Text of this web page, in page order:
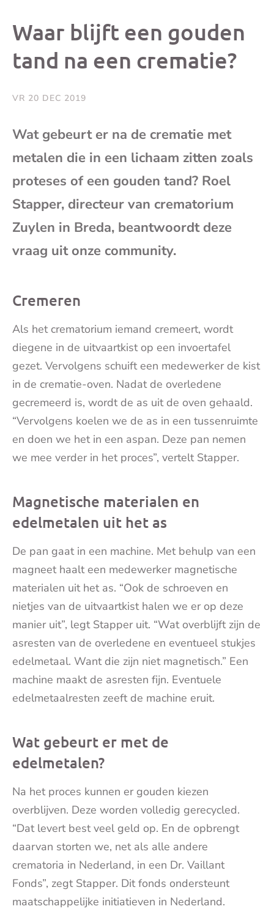
berichtberichtbericht
Waar blijft een gouden
tand na een crematie?
VR 20 DEC 2019
Wat gebeurt er na de crematie met
metalen die in een lichaam zitten zoals
proteses of een gouden tand? Roel
Stapper, directeur van crematorium
Zuylen in Breda, beantwoordt deze
vraag uit onze community.
Cremeren
Als het crematorium iemand cremeert, wordt
diegene in de uitvaartkist op een invoertafel
gezet. Vervolgens schuift een medewerker de kist
in de crematie-oven. Nadat de overledene
gecremeerd is, wordt de as uit de oven gehaald.
“Vervolgens koelen we de as in een tussenruimte
en doen we het in een aspan. Deze pan nemen
we mee verder in het proces”, vertelt Stapper.
Magnetische materialen en
edelmetalen uit het as
De pan gaat in een machine. Met behulp van een
magneet haalt een medewerker magnetische
materialen uit het as. “Ook de schroeven en
nietjes van de uitvaartkist halen we er op deze
manier uit”, legt Stapper uit. “Wat overblijft zijn de
asresten van de overledene en eventueel stukjes
edelmetaal. Want die zijn niet magnetisch.” Een
machine maakt de asresten fijn. Eventuele
edelmetaalresten zeeft de machine eruit.
Wat gebeurt er met de
edelmetalen?
Na het proces kunnen er gouden kiezen
overblijven. Deze worden volledig gerecycled.
“Dat levert best veel geld op. En de opbrengt
daarvan storten we, net als alle andere
crematoria in Nederland, in een Dr. Vaillant
Fonds”, zegt Stapper. Dit fonds ondersteunt
maatschappelijke initiatieven in Nederland.